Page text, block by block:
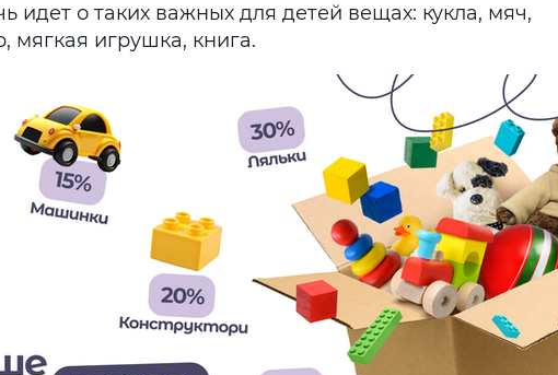
идет о таких важных для детей вещах: кукла, мяч,
мягкая игрушка, книга.